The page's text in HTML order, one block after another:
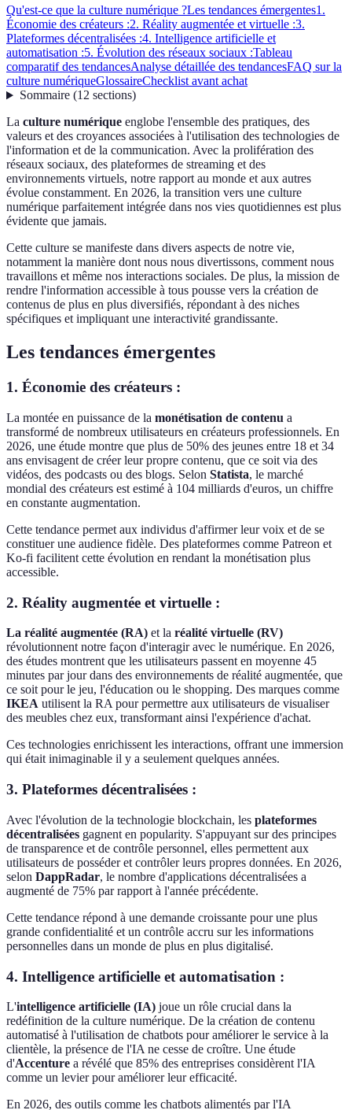
Qu'est-ce que la culture numérique ?Les tendances émergentes1.
Économie des créateurs :2. Réality augmentée et virtuelle :3.
Plateformes décentralisées :4. Intelligence artificielle et
automatisation :5. Évolution des réseaux sociaux :Tableau
comparatif des tendancesAnalyse détaillée des tendancesFAQ sur la
culture numériqueGlossaireChecklist avant achat
Sommaire(12 sections)
La culture numérique englobe l'ensemble des pratiques, des
valeurs et des croyances associées à l'utilisation des technologies de
l'information et de la communication. Avec la prolifération des
réseaux sociaux, des plateformes de streaming et des
environnements virtuels, notre rapport au monde et aux autres
évolue constamment. En 2026, la transition vers une culture
numérique parfaitement intégrée dans nos vies quotidiennes est plus
évidente que jamais.
Cette culture se manifeste dans divers aspects de notre vie,
notamment la manière dont nous nous divertissons, comment nous
travaillons et même nos interactions sociales. De plus, la mission de
rendre l'information accessible à tous pousse vers la création de
contenus de plus en plus diversifiés, répondant à des niches
spécifiques et impliquant une interactivité grandissante.
Les tendances émergentes
1. Économie des créateurs :
La montée en puissance de la monétisation de contenu a
transformé de nombreux utilisateurs en créateurs professionnels. En
2026, une étude montre que plus de 50% des jeunes entre 18 et 34
ans envisagent de créer leur propre contenu, que ce soit via des
vidéos, des podcasts ou des blogs. Selon Statista, le marché
mondial des créateurs est estimé à 104 milliards d'euros, un chiffre
en constante augmentation.
Cette tendance permet aux individus d'affirmer leur voix et de se
constituer une audience fidèle. Des plateformes comme Patreon et
Ko-fi facilitent cette évolution en rendant la monétisation plus
accessible.
2. Réality augmentée et virtuelle :
La réalité augmentée (RA) et la réalité virtuelle (RV)
révolutionnent notre façon d'interagir avec le numérique. En 2026,
des études montrent que les utilisateurs passent en moyenne 45
minutes par jour dans des environnements de réalité augmentée, que
ce soit pour le jeu, l'éducation ou le shopping. Des marques comme
IKEA utilisent la RA pour permettre aux utilisateurs de visualiser
des meubles chez eux, transformant ainsi l'expérience d'achat.
Ces technologies enrichissent les interactions, offrant une immersion
qui était inimaginable il y a seulement quelques années.
3. Plateformes décentralisées :
Avec l'évolution de la technologie blockchain, les plateformes
décentralisées gagnent en popularity. S'appuyant sur des principes
de transparence et de contrôle personnel, elles permettent aux
utilisateurs de posséder et contrôler leurs propres données. En 2026,
selon DappRadar, le nombre d'applications décentralisées a
augmenté de 75% par rapport à l'année précédente.
Cette tendance répond à une demande croissante pour une plus
grande confidentialité et un contrôle accru sur les informations
personnelles dans un monde de plus en plus digitalisé.
4. Intelligence artificielle et automatisation :
L'intelligence artificielle (IA) joue un rôle crucial dans la
redéfinition de la culture numérique. De la création de contenu
automatisé à l'utilisation de chatbots pour améliorer le service à la
clientèle, la présence de l'IA ne cesse de croître. Une étude
d'Accenture a révélé que 85% des entreprises considèrent l'IA
comme un levier pour améliorer leur efficacité.
En 2026, des outils comme les chatbots alimentés par l'IA